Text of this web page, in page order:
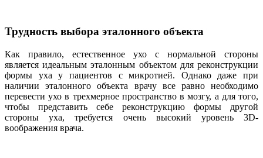
Трудность выбора эталонного объекта
Как правило, естественное ухо с нормальной стороны
является идеальным эталонным объектом для реконструкции
формы уха у пациентов с микротией. Однако даже при
наличии эталонного объекта врачу все равно необходимо
перевести ухо в трехмерное пространство в мозгу, а для того,
чтобы представить себе реконструкцию формы другой
стороны уха, требуется очень высокий уровень 3D-
воображения врача.